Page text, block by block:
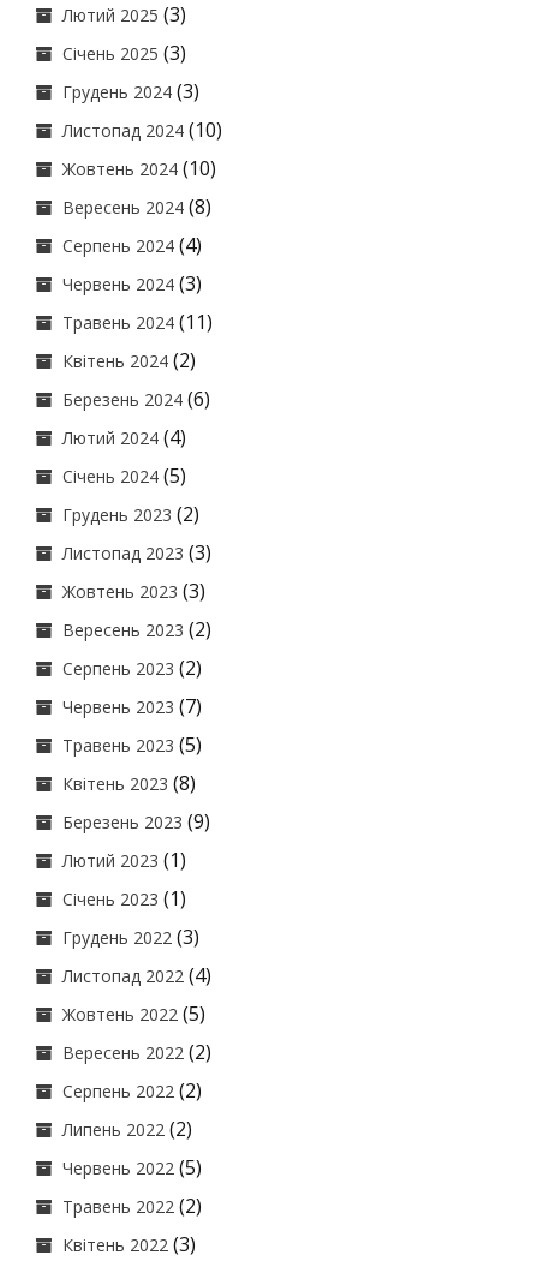
Лютий 2025 (3)
Січень 2025 (3)
Грудень 2024 (3)
Листопад 2024 (10)
Жовтень 2024 (10)
Вересень 2024 (8)
Серпень 2024 (4)
Червень 2024 (3)
Травень 2024 (11)
Квітень 2024 (2)
Березень 2024 (6)
Лютий 2024 (4)
Січень 2024 (5)
Грудень 2023 (2)
Листопад 2023 (3)
Жовтень 2023 (3)
Вересень 2023 (2)
Серпень 2023 (2)
Червень 2023 (7)
Травень 2023 (5)
Квітень 2023 (8)
Березень 2023 (9)
Лютий 2023 (1)
Січень 2023 (1)
Грудень 2022 (3)
Листопад 2022 (4)
Жовтень 2022 (5)
Вересень 2022 (2)
Серпень 2022 (2)
Липень 2022 (2)
Червень 2022 (5)
Травень 2022 (2)
Квітень 2022 (3)